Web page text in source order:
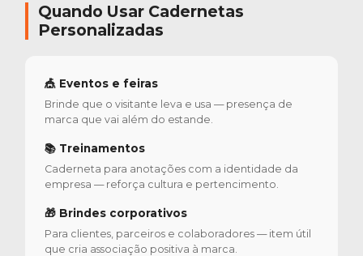
Quando Usar Cadernetas
Personalizadas
🎪 Eventos e feiras
Brinde que o visitante leva e usa — presença de
marca que vai além do estande.
📚 Treinamentos
Caderneta para anotações com a identidade da
empresa — reforça cultura e pertencimento.
🎁 Brindes corporativos
Para clientes, parceiros e colaboradores — item útil
que cria associação positiva à marca.